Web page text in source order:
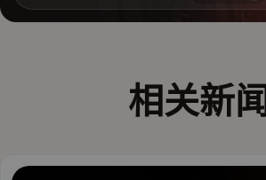
相关新闻